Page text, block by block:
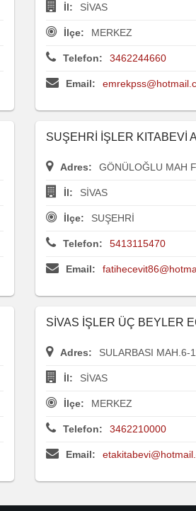
İl: SİVAS
İlçe: MERKEZ
Telefon: 3462244660
Email:
SUŞEHRİ İŞLER KITABEVİ
Adres: GÖNÜLOĞLU MAH
İl: SİVAS
İlçe: SUŞEHRİ
Telefon: 5413115470
Email:
SİVAS İŞLER ÜÇ BEYLER
Adres: SULARBASI MAH.6-
İl: SİVAS
İlçe: MERKEZ
Telefon: 3462210000
Email: